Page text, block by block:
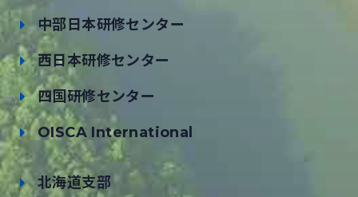
中部日本研修センター
西日本研修センター
四国研修センター
OISCA International
北海道支部